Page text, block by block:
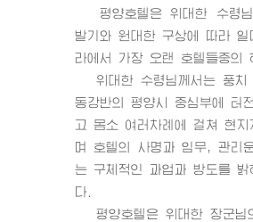
평양호텔은위대한 수령님
발기와 원대한 구상에 따라
라에서 가장 오랜 호텔들중의
위대한 수령님 께서는 풍치
동강반의 평양시 중심부에 터
고 몸소 여러차례에 걸쳐 현지
며 호텔의 사명과 임무, 관리
는 구체적인 과업과 방도를 밝
다.
평양호텔은 위대한 장군님